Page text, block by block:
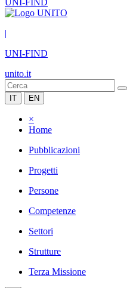
UNI-FIND
|
UNI-FIND
unito.it
IT EN
×
Home
Pubblicazioni
Progetti
Persone
Competenze
Settori
Strutture
Terza Missione